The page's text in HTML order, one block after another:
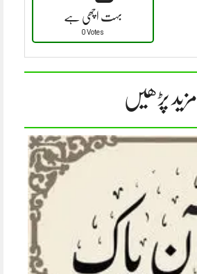
بہت اچھی ہے
0 Votes
مزید پڑھیں